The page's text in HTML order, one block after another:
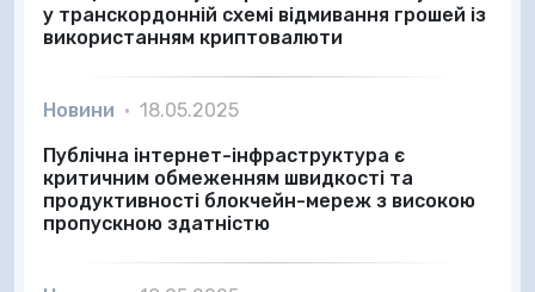
у транскордонній схемі відмивання грошей із
використанням криптовалюти
Новини • 18.05.2025
Публічна інтернет-інфраструктура є
критичним обмеженням швидкості та
продуктивності блокчейн-мереж з високою
пропускною здатністю